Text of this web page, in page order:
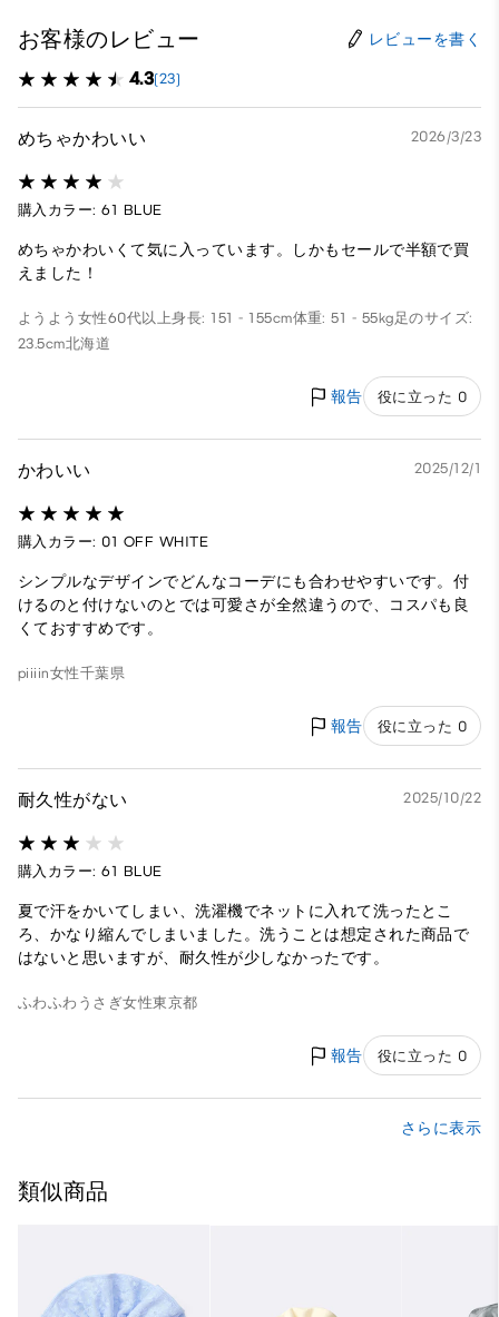
お客様のレビュー レビューを書く
4.3(23)
めちゃかわいい 2026/3/23
購入カラー: 61 BLUE
めちゃかわいくて気に入っています。しかもセールで半額で買
えました！
ようよう 女性60代以上身長: 151 - 155cm体重: 51 - 55kg足のサイズ:
23.5cm北海道
報告 役に立った 0
かわいい 2025/12/1
購入カラー: 01 OFF WHITE
シンプルなデザインでどんなコーデにも合わせやすいです。付
けるのと付けないのとでは可愛さが全然違うので、コスパも良
くておすすめです。
piiiin女性千葉県
報告 役に立った 0
耐久性がない 2025/10/22
購入カラー: 61 BLUE
夏で汗をかいてしまい、洗濯機でネットに入れて洗ったとこ
ろ、かなり縮んでしまいました。洗うことは想定された商品で
はないと思いますが、耐久性が少しなかったです。
ふわふわうさぎ女性東京都
報告 役に立った 0
さらに表示
類似商品